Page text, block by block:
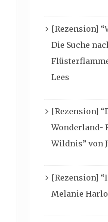
[Rezension]
Die Suche
Lees
[Rezension]
Wonderland-
Wildnis” von
[Rezension]
Melanie